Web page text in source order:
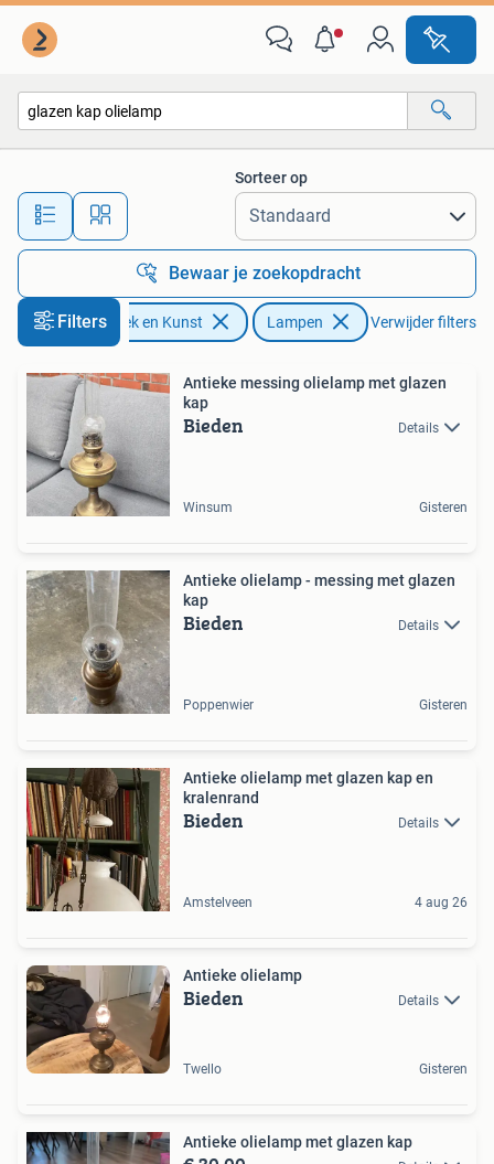
Alle afstanden…
Sorteer op
Bewaar je zoekopdracht
FiltersAntiek en Kunst Lampen Verwijder filters
Antieke messing olielamp met glazen
kap
Bieden Details
Winsum Gisteren
Antieke olielamp - messing met glazen
kap
Bieden Details
Poppenwier Gisteren
Antieke olielamp met glazen kap en
kralenrand
Bieden Details
Amstelveen 4 aug 26
Antieke olielamp
Bieden Details
Twello Gisteren
Antieke olielamp met glazen kap